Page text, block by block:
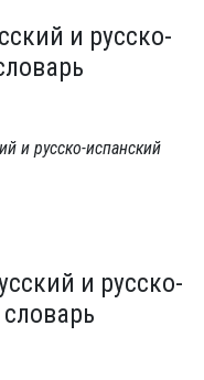
и русско-
и русско-испанский
и русско-